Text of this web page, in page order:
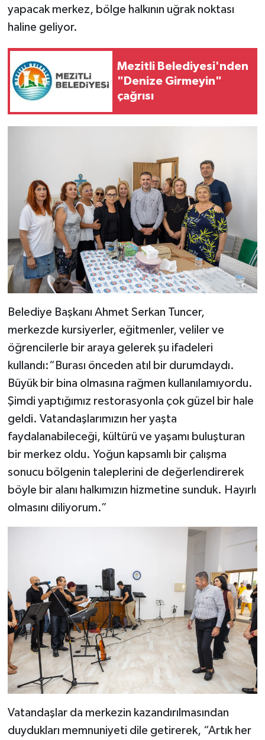
yapacak merkez, bölge halkının uğrak noktası
haline geliyor.
Mezitli Belediyesi'nden
"Denize Girmeyin"
çağrısı
Belediye Başkanı Ahmet Serkan Tuncer,
merkezde kursiyerler, eğitmenler, veliler ve
öğrencilerle bir araya gelerek şu ifadeleri
kullandı:“Burası önceden atıl bir durumdaydı.
Büyük bir bina olmasına rağmen kullanılamıyordu.
Şimdi yaptığımız restorasyonla çok güzel bir hale
geldi. Vatandaşlarımızın her yaşta
faydalanabileceği, kültürü ve yaşamı buluşturan
bir merkez oldu. Yoğun kapsamlı bir çalışma
sonucu bölgenin taleplerini de değerlendirerek
böyle bir alanı halkımızın hizmetine sunduk. Hayırlı
olmasını diliyorum.”
Vatandaşlar da merkezin kazandırılmasından
duydukları memnuniyeti dile getirerek, “Artık her